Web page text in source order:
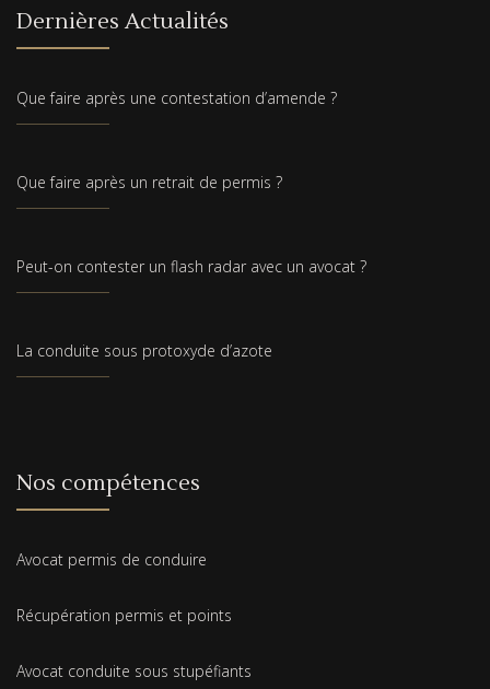
Dernières Actualités
Que faire après une contestation d’amende ?
Que faire après un retrait de permis ?
Peut-on contester un flash radar avec un avocat ?
La conduite sous protoxyde d’azote
Nos compétences
Avocat permis de conduire
Récupération permis et points
Avocat conduite sous stupéfiants